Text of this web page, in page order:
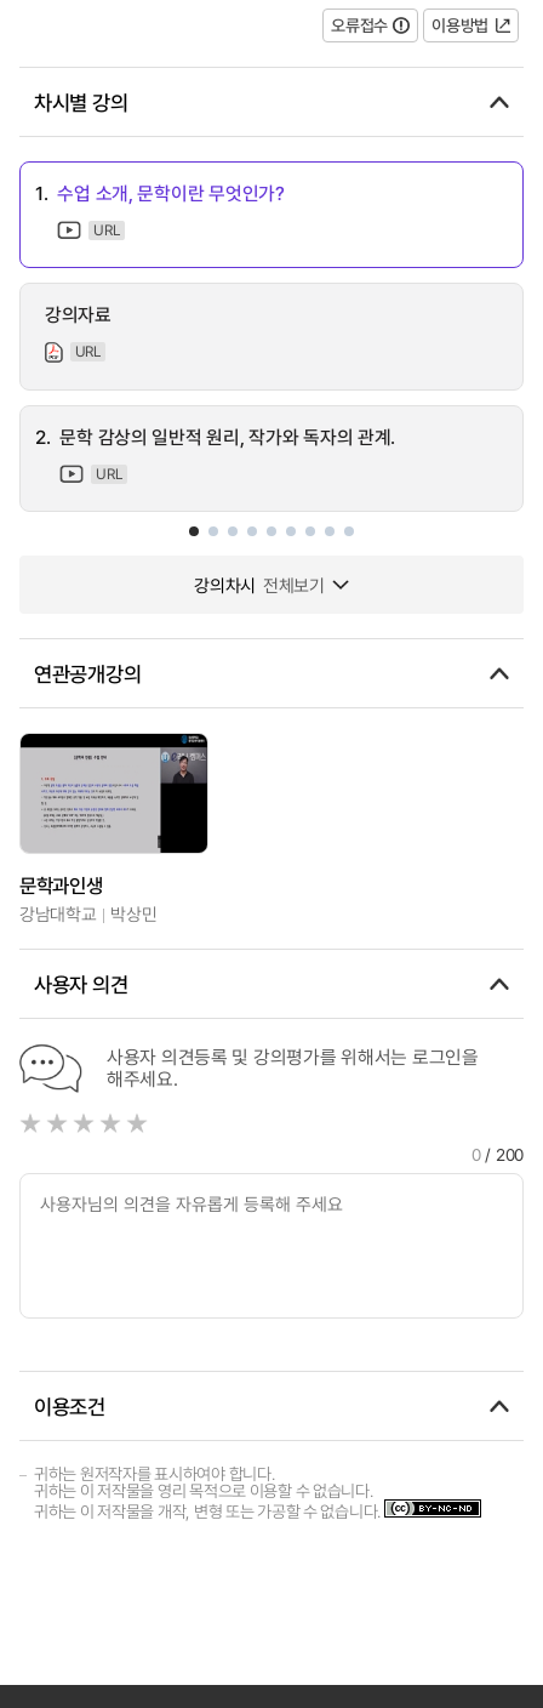
오류접수 이용방법
차시별 강의
1. 수업 소개, 문학이란 무엇인가?
URL
강의자료
URL
2. 문학 감상의 일반적 원리, 작가와 독자의 관계.
URL
강의차시 전체보기
연관공개강의
문학과인생
강남대학교 박상민
사용자 의견
사용자 의견등록 및 강의평가를 위해서는 로그인을
해주세요.
0/ 200
이용조건
귀하는 원저작자를 표시하여야 합니다.
귀하는 이 저작물을 영리 목적으로 이용할 수 없습니다.
귀하는 이 저작물을 개작, 변형 또는 가공할 수 없습니다.